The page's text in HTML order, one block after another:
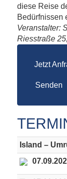
diese Reise
Bedürfnissen
Veranstalter:
Riesstraße
Jetzt
Senden
Island –